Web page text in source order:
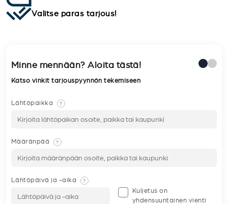
Valitse paras tarjous!
Minne mennään? Aloita tästä!
Katso vinkit tarjouspyynnön tekemiseen
Lähtöpaikka ?
Määränpää ?
Lähtöpäivä ja -aika ?
Kuljetus on
yhdensuuntainen vienti